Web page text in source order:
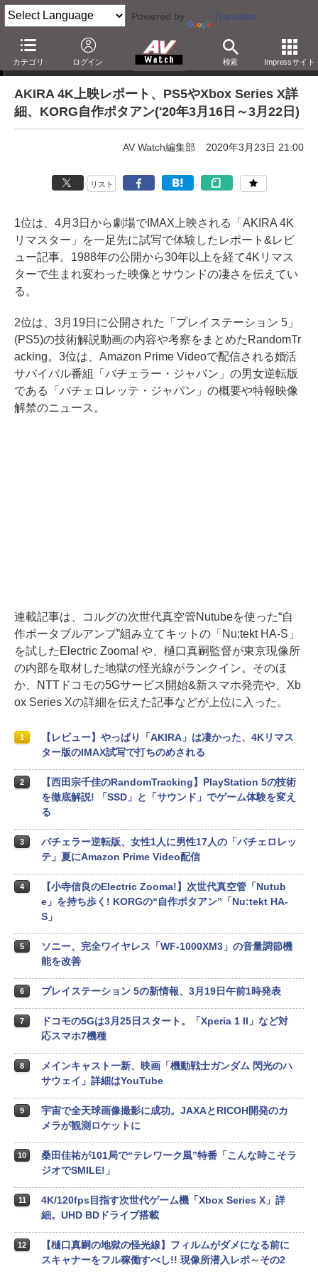
Powered by Translate
カテゴリ ログイン 検索 Impressサイト
AV Watchアクセスランキング
AKIRA 4K上映レポート、PS5やXbox Series X詳
細、KORG自作ポタアン('20年3月16日～3月22日)
AV Watch編集部 2020年3月23日 21:00
リスト
1位は、4月3日から劇場でIMAX上映される「AKIRA 4K
リマスター」を一足先に試写で体験したレポート&レビ
ュー記事。1988年の公開から30年以上を経て4Kリマス
ターで生まれ変わった映像とサウンドの凄さを伝えてい
る。
2位は、3月19日に公開された「プレイステーション 5」
(PS5)の技術解説動画の内容や考察をまとめたRandomTr
acking。3位は、Amazon Prime Videoで配信される婚活
サバイバル番組「バチェラー・ジャパン」の男女逆転版
である「バチェロレッテ・ジャパン」の概要や特報映像
解禁のニュース。
連載記事は、コルグの次世代真空管Nutubeを使った“自
作ポータブルアンプ”組み立てキットの「Nu:tekt HA-S」
を試したElectric Zooma! や、樋口真嗣監督が東京現像所
の内部を取材した地獄の怪光線がランクイン。そのほ
か、NTTドコモの5Gサービス開始&新スマホ発売や、Xb
ox Series Xの詳細を伝えた記事などが上位に入った。
1
【レビュー】やっぱり「AKIRA」は凄かった、4Kリマス
ター版のIMAX試写で打ちのめされる
2
【西田宗千佳のRandomTracking】PlayStation 5の技術
を徹底解説! 「SSD」と「サウンド」でゲーム体験を変え
る
3
バチェラー逆転版、女性1人に男性17人の「バチェロレッ
テ」夏にAmazon Prime Video配信
4
【小寺信良のElectric Zooma!】次世代真空管「Nutub
e」を持ち歩く! KORGの“自作ポタアン”「Nu:tekt HA-
S」
5
ソニー、完全ワイヤレス「WF-1000XM3」の音量調節機
能を改善
6 プレイステーション 5の新情報、3月19日午前1時発表
7
ドコモの5Gは3月25日スタート。「Xperia 1 II」など対
応スマホ7機種
8
メインキャスト一新、映画「機動戦士ガンダム 閃光のハ
サウェイ」詳細はYouTube
9
宇宙で全天球画像撮影に成功。JAXAとRICOH開発のカ
メラが観測ロケットに
10
桑田佳祐が101局で“テレワーク風”特番「こんな時こそラ
ジオでSMILE!」
11
4K/120fps目指す次世代ゲーム機「Xbox Series X」詳
細。UHD BDドライブ搭載
12
【樋口真嗣の地獄の怪光線】フィルムがダメになる前に
スキャナーをフル稼働すべし!! 現像所潜入レポ～その2